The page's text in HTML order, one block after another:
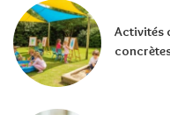
Activités